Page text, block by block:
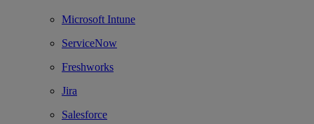
Microsoft Intune
ServiceNow
Freshworks
Jira
Salesforce